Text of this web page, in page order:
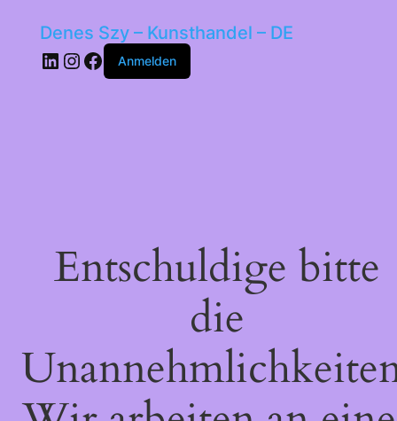
Denes Szy – Kunsthandel – DE
LinkedIn
Instagram
Facebook
Anmelden
Entschuldige bitte
die